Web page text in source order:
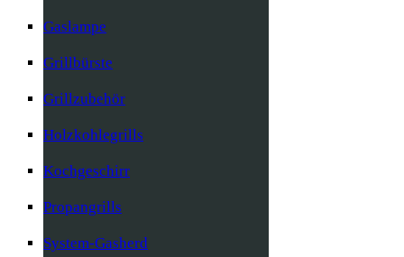
Gaslampe
Grillbürste
Grillzubehör
Holzkohlegrills
Kochgeschirr
Propangrills
System-Gasherd